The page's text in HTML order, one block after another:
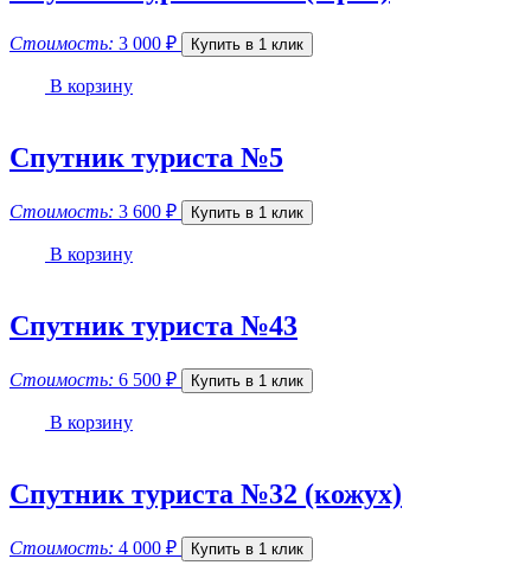
Стоимость: 3 000 ₽ Купить в 1 клик
В корзину
Спутник туриста №5
Стоимость: 3 600 ₽ Купить в 1 клик
В корзину
Спутник туриста №43
Стоимость: 6 500 ₽ Купить в 1 клик
В корзину
Спутник туриста №32 (кожух)
Стоимость: 4 000 ₽ Купить в 1 клик